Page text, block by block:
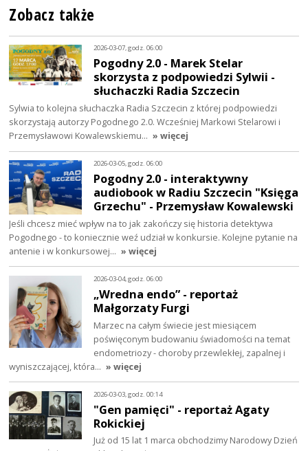
Zobacz także
2026-03-07, godz. 06:00
Pogodny 2.0 - Marek Stelar
skorzysta z podpowiedzi Sylwii -
słuchaczki Radia Szczecin
Sylwia to kolejna słuchaczka Radia Szczecin z której podpowiedzi
skorzystają autorzy Pogodnego 2.0. Wcześniej Markowi Stelarowi i
Przemysławowi Kowalewskiemu… » więcej
2026-03-05, godz. 06:00
Pogodny 2.0 - interaktywny
audiobook w Radiu Szczecin "Księga
Grzechu" - Przemysław Kowalewski
Jeśli chcesz mieć wpływ na to jak zakończy się historia detektywa
Pogodnego - to koniecznie weź udział w konkursie. Kolejne pytanie na
antenie i w konkursowej… » więcej
2026-03-04, godz. 06:00
„Wredna endo” - reportaż
Małgorzaty Furgi
Marzec na całym świecie jest miesiącem
poświęconym budowaniu świadomości na temat
endometriozy - choroby przewlekłej, zapalnej i
wyniszczającej, która… » więcej
2026-03-03, godz. 00:14
"Gen pamięci" - reportaż Agaty
Rokickiej
Już od 15 lat 1 marca obchodzimy Narodowy Dzień